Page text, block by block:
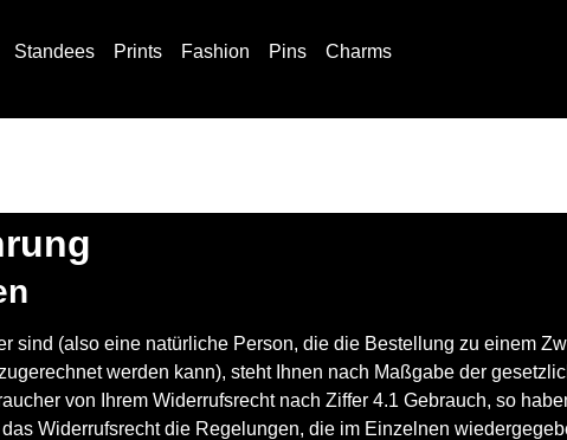
Standees Prints Fashion Pins Charms
sind (also eine natürliche Person, die die Bestellung zu einem
werden kann), steht Ihnen nach Maßgabe der
von Ihrem Widerrufsrecht nach Ziffer 4.1 Gebrauch, so
das Widerrufsrecht die Regelungen, die im Einzelnen